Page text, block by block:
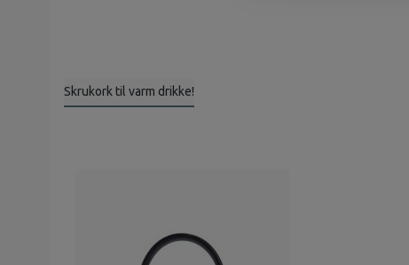
Skrukork til varm drikke!